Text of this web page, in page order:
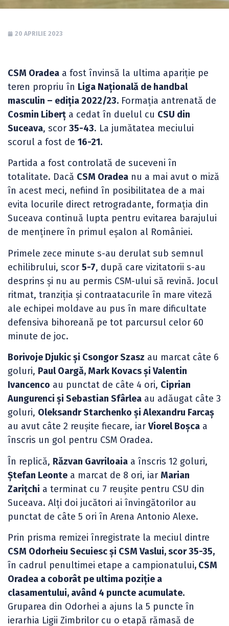
20 APRILIE 2023
CSM Oradea a fost învinsă la ultima apariție pe
teren propriu în Liga Națională de handbal
masculin – ediția 2022/23. Formația antrenată de
Cosmin Liberț a cedat în duelul cu CSU din
Suceava, scor 35-43. La jumătatea meciului
scorul a fost de 16-21.
Partida a fost controlată de suceveni în
totalitate. Dacă CSM Oradea nu a mai avut o miză
în acest meci, nefiind în posibilitatea de a mai
evita locurile direct retrogradante, formația din
Suceava continuă lupta pentru evitarea barajului
de menținere în primul eșalon al României.
Primele zece minute s-au derulat sub semnul
echilibrului, scor 5-7, după care vizitatorii s-au
desprins și nu au permis CSM-ului să revină. Jocul
ritmat, tranziția și contraatacurile în mare viteză
ale echipei moldave au pus în mare dificultate
defensiva bihoreană pe tot parcursul celor 60
minute de joc.
Borivoje Djukic și Csongor Szasz au marcat câte 6
goluri, Paul Oargă, Mark Kovacs și Valentin
Ivancenco au punctat de câte 4 ori, Ciprian
Aungurenci și Sebastian Sfârlea au adăugat câte 3
goluri, Oleksandr Starchenko și Alexandru Farcaș
au avut câte 2 reușite fiecare, iar Viorel Boșca a
înscris un gol pentru CSM Oradea.
În replică, Răzvan Gavriloaia a înscris 12 goluri,
Ștefan Leonte a marcat de 8 ori, iar Marian
Zarițchi a terminat cu 7 reușite pentru CSU din
Suceava. Alți doi jucători ai învingătorilor au
punctat de câte 5 ori în Arena Antonio Alexe.
Prin prisma remizei înregistrate la meciul dintre
CSM Odorheiu Secuiesc și CSM Vaslui, scor 35-35,
în cadrul penultimei etape a campionatului, CSM
Oradea a coborât pe ultima poziție a
clasamentului, având 4 puncte acumulate.
Gruparea din Odorhei a ajuns la 5 puncte în
ierarhia Ligii Zimbrilor cu o etapă rămasă de